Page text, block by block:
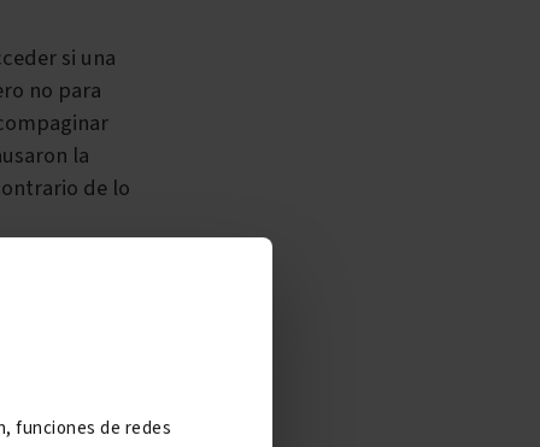
funciones de redes
si una
no para
la
de lo
lo